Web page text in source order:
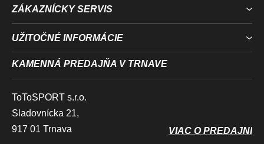
ZÁKAZNÍCKY SERVIS
UŽITOČNÉ INFORMÁCIE
KAMENNÁ PREDAJŇA V TRNAVE
ToToSPORT s.r.o.
Sladovnícka 21,
917 01 Trnava
VIAC O PREDAJNI